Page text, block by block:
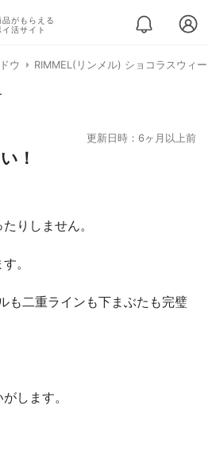
品がもらえる
活サイト
ウ RIMMEL(リンメル) ショコラスウィ
更新日時：6ヶ月以上前
！
りしません。
。
も二重ラインも下まぶたも完璧
します。